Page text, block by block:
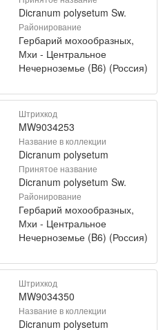
Dicranum polysetum Sw.
Районирование
Гербарий мохообразных,
Мхи - Центральное
Нечерноземье (B6) (Россия)
Штрихкод
MW9034253
Название в коллекции
Dicranum polysetum
Принятое название
Dicranum polysetum Sw.
Районирование
Гербарий мохообразных,
Мхи - Центральное
Нечерноземье (B6) (Россия)
Штрихкод
MW9034350
Название в коллекции
Dicranum polysetum